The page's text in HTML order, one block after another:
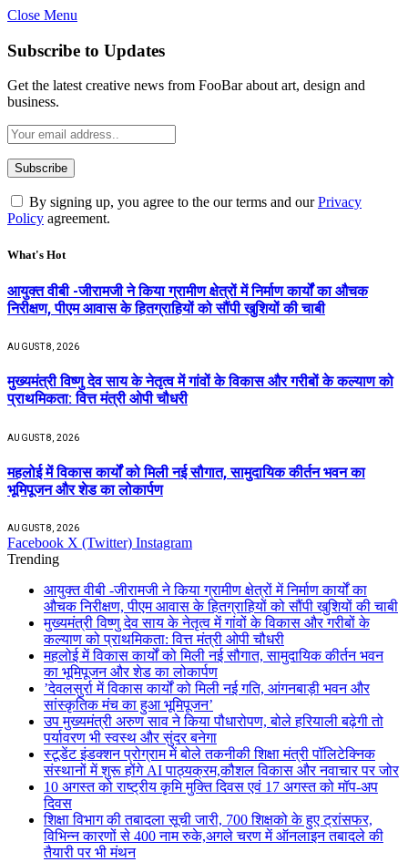
Close Menu
Subscribe to Updates
Get the latest creative news from FooBar about art, design and
business.
By signing up, you agree to the our terms and ourPrivacy
Policy agreement.
What's Hot
आयुक्त वीबी -जीरामजी ने किया ग्रामीण क्षेत्रों में निर्माण कार्यों का औचक
निरीक्षण, पीएम आवास के हितग्राहियों को सौंपी खुशियों की चाबी
AUGUST 8, 2026
मुख्यमंत्री विष्णु देव साय के नेतृत्व में गांवों के विकास और गरीबों के कल्याण को
प्राथमिकता: वित्त मंत्री ओपी चौधरी
AUGUST 8, 2026
महलोई में विकास कार्यों को मिली नई सौगात, सामुदायिक कीर्तन भवन का
भूमिपूजन और शेड का लोकार्पण
AUGUST 8, 2026
Facebook X (Twitter) Instagram
Trending
आयुक्त वीबी -जीरामजी ने किया ग्रामीण क्षेत्रों में निर्माण कार्यों का
औचक निरीक्षण, पीएम आवास के हितग्राहियों को सौंपी खुशियों की चाबी
मुख्यमंत्री विष्णु देव साय के नेतृत्व में गांवों के विकास और गरीबों के
कल्याण को प्राथमिकता: वित्त मंत्री ओपी चौधरी
महलोई में विकास कार्यों को मिली नई सौगात, सामुदायिक कीर्तन भवन
का भूमिपूजन और शेड का लोकार्पण
’देवलसुर्रा में विकास कार्यों को मिली नई गति, आंगनबाड़ी भवन और
सांस्कृतिक मंच का हुआ भूमिपूजन’
उप मुख्यमंत्री अरुण साव ने किया पौधारोपण, बोले हरियाली बढ़ेगी तो
पर्यावरण भी स्वस्थ और सुंदर बनेगा
स्टूडेंट इंडक्शन प्रोग्राम में बोले तकनीकी शिक्षा मंत्री पॉलिटेक्निक
संस्थानों में शुरू होंगे AI पाठ्यक्रम,कौशल विकास और नवाचार पर जोर
10 अगस्त को राष्ट्रीय कृमि मुक्ति दिवस एवं 17 अगस्त को मॉप-अप
दिवस
शिक्षा विभाग की तबादला सूची जारी, 700 शिक्षको के हुए ट्रांसफर,
विभिन्न कारणों से 400 नाम रुके,अगले चरण में ऑनलाइन तबादले की
तैयारी पर भी मंथन